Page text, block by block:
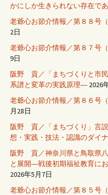
かにしか生きられない存在で
老爺心お節介情報／第８８号
2日
老爺心お節介情報／第８７号
9日
阪野 貢／「まちづくりと市
系譜と変革の実践原理― 2026
老爺心お節介情報／第８６号
月28日
阪野 貢／「まちづくり」言
想・実践・技法・認識のダイ
阪野 貢／神奈川県と鳥取県
と展開―戦後初期福祉教育に
2026年5月7日
老爺心お節介情報／第８５号